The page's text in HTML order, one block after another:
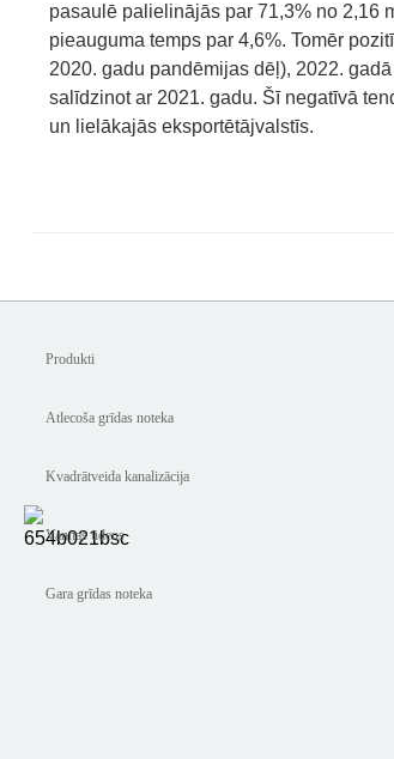
pasaulē palielinājās par 71,3% no 2,16
pieauguma temps par 4,6%. Tomēr
2020. gadu pandēmijas dēļ), 2022.
salīdzinot ar 2021. gadu. Šī negatīvā
un lielākajās eksportētājvalstīs.
Produkti
Atlecoša grīdas noteka
Kvadrātveida kanalizācija
Vannas ūdens
Gara grīdas noteka